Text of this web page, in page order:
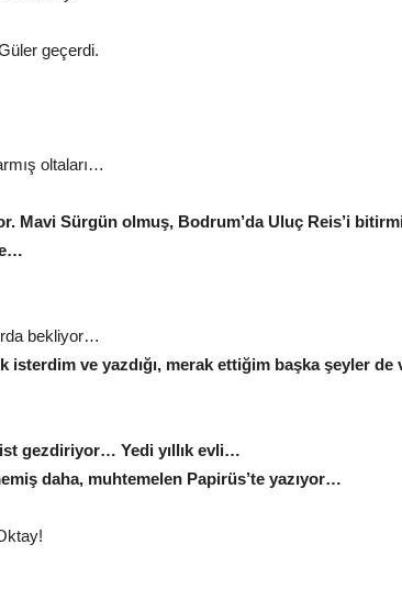
geçerdi.
oltaları…
Mavi Sürgün olmuş, Bodrum’da Uluç Reis’i
bekliyor…
isterdim ve yazdığı, merak ettiğim başka şeyler de
gezdiriyor… Yedi yıllık evli…
daha, muhtemelen Papirüs’te yazıyor…